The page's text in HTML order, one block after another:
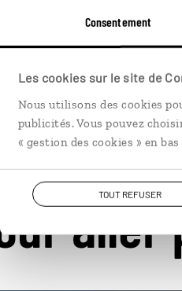
Consentement
Les cookies sur le site de
Nous utilisons des cookies
publicités. Vous pouvez
« gestion des cookies » en bas
TOUT REFUSER
aller